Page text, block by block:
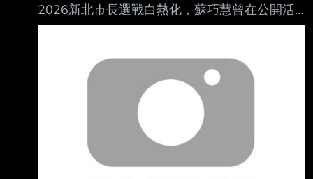
2026新北市長選戰白熱化，蘇巧慧曾在公開活
動稱讚「8年前選對人，選出侯友宜擔任新北 市
選民支持。 媒體今天詢問與侯市長互動，，她
在新北服務10年，常常遇到侯市長，彼此都會互
相鼓勵、互相加油，雖然不同黨派，但是為新北
好的心情大家都是一樣的，就一起繼續為新 北
來努力，這也是市民期待看到的。 心得： 蘇巧
慧真的很聰明欸！ 懂得看場合發言， 知道哪些